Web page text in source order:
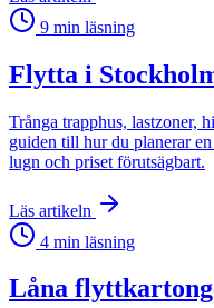
9 min läsning
Flytta i
Trånga trapphus, lastzoner,
guiden till hur du planerar
lugn och priset förutsägbart.
Läs artikeln
4 min läsning
Låna